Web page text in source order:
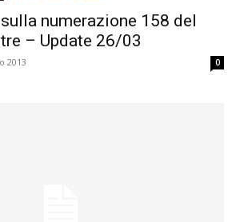
numerazione 158 del
– Update 26/03
2013 0